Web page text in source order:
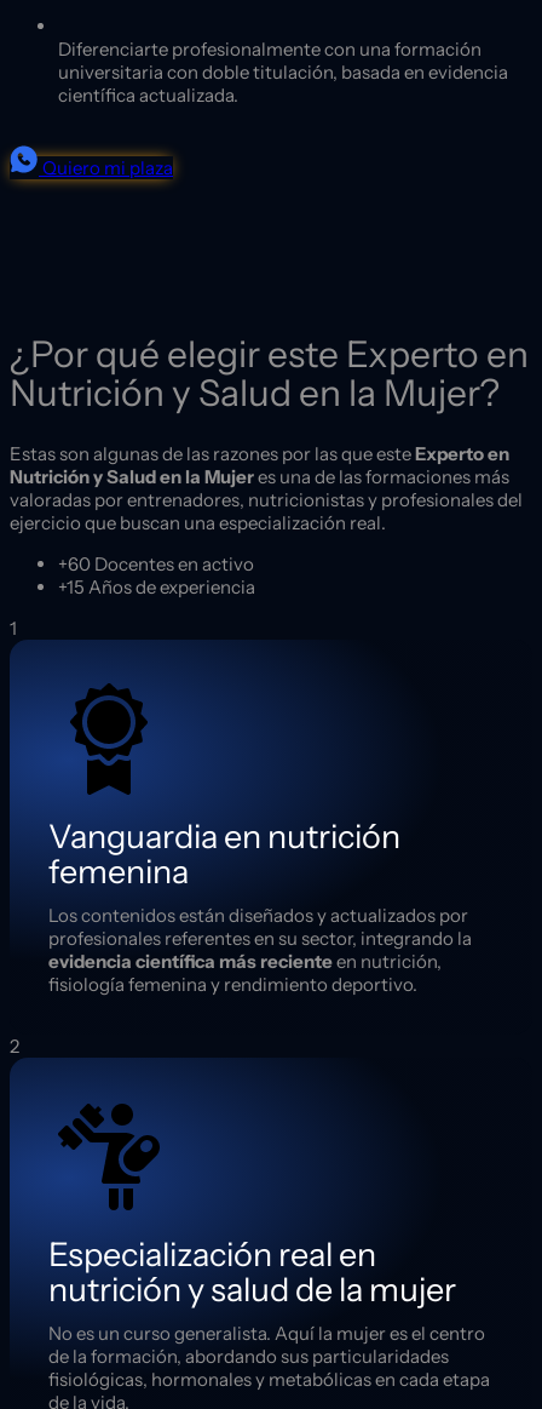
Diferenciarte profesionalmente con una formación
universitaria con doble titulación, basada en evidencia
científica actualizada.
Quiero mi plaza
¿Por qué elegir este Experto en
Nutrición y Salud en la Mujer?
Estas son algunas de las razones por las que esteExperto en
Nutrición y Salud en la Mujeres una de las formaciones más
valoradas por entrenadores, nutricionistas y profesionales del
ejercicio que buscan una especialización real.
+60 Docentes en activo
+15 Años de experiencia
1
Vanguardia en nutrición
femenina
Los contenidos están diseñados y actualizados por
profesionales referentes en su sector, integrando la
evidencia científica más recienteen nutrición,
fisiología femenina y rendimiento deportivo.
2
Especialización real en
nutrición y salud de la mujer
No es un curso generalista. Aquí la mujer es el centro
de la formación, abordando sus particularidades
fisiológicas, hormonales y metabólicas en cada etapa
de la vida.